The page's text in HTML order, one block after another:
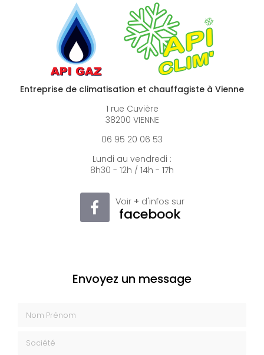
Entreprise de climatisation et chauffagiste à Vienne
1 rue Cuvière
38200 VIENNE
06 95 20 06 53
Lundi au vendredi :
8h30 - 12h / 14h - 17h
Voir + d'infos sur
facebook
Envoyez un message